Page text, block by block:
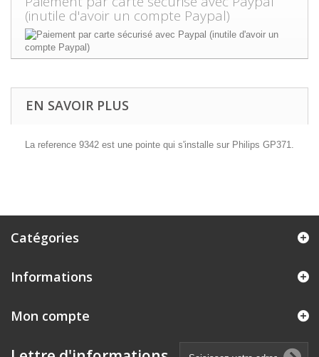
(inutile d'avoir un compte Paypal)
EN SAVOIR PLUS
La reference 9342 est une pointe qui s'installe sur Philips GP371.
Catégories
Informations
Mon compte